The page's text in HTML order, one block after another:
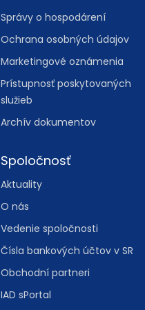
Správy o hospodárení
Ochrana osobných údajov
Marketingové oznámenia
Prístupnosť poskytovaných
služieb
Archív dokumentov
Spoločnosť
Aktuality
O nás
Vedenie spoločnosti
Čísla bankových účtov v SR
Obchodní partneri
IAD sPortal